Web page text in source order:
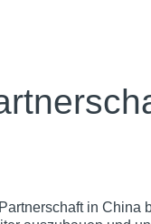
in China